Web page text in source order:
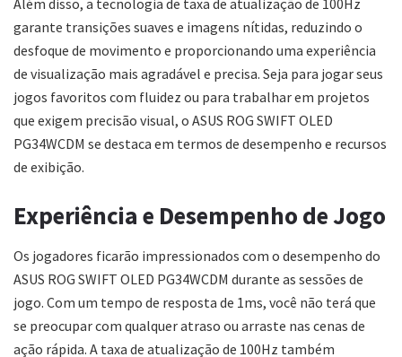
Além disso, a tecnologia de taxa de atualização de 100Hz
garante transições suaves e imagens nítidas, reduzindo o
desfoque de movimento e proporcionando uma experiência
de visualização mais agradável e precisa. Seja para jogar seus
jogos favoritos com fluidez ou para trabalhar em projetos
que exigem precisão visual, o ASUS ROG SWIFT OLED
PG34WCDM se destaca em termos de desempenho e recursos
de exibição.
Experiência e Desempenho de Jogo
Os jogadores ficarão impressionados com o desempenho do
ASUS ROG SWIFT OLED PG34WCDM durante as sessões de
jogo. Com um tempo de resposta de 1ms, você não terá que
se preocupar com qualquer atraso ou arraste nas cenas de
ação rápida. A taxa de atualização de 100Hz também